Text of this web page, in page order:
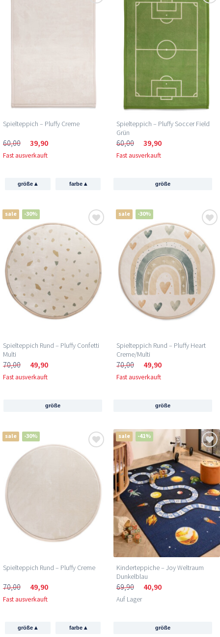
Spielteppich – Pluffy Creme
60,00 39,90
Fast ausverkauft
größe▴ farbe ▴
Spielteppich – Pluffy Soccer Field
Grün
60,00 39,90
Fast ausverkauft
größe
sale -30%
Spielteppich Rund – Pluffy Confetti
Multi
70,00 49,90
Fast ausverkauft
größe
sale -30%
Spielteppich Rund – Pluffy Heart
Creme/Multi
70,00 49,90
Fast ausverkauft
größe
sale -30%
Spielteppich Rund – Pluffy Creme
70,00 49,90
Fast ausverkauft
größe▴ farbe ▴
sale -41%
Kinderteppiche – Joy Weltraum
Dunkelblau
69,90 40,90
Auf Lager
größe